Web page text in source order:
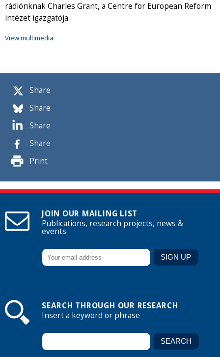
Share
Share
Share
Share
Print
rádiónknak Charles Grant, a Centre for European Reform
intézet igazgatója.
View multimedia
JOIN OUR MAILING LIST
Publications, research projects, news &
events
SEARCH THROUGH OUR RESEARCH
Insert a keyword or phrase